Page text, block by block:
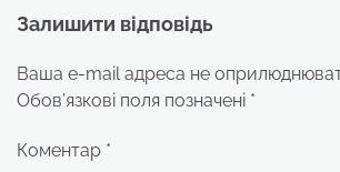
Залишити відповідь
Ваша e-mail адреса не
Обов’язкові поля позначені *
Коментар *